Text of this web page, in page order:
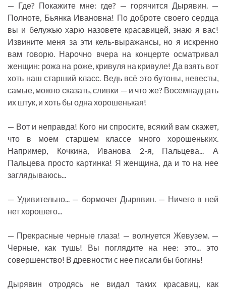
— Где? Покажите мне: где? — горячится Дырявин. —
Полноте, Бьянка Ивановна! По доброте своего сердца
вы и белужью харю назовете красавицей, знаю я вас!
Извините меня за эти кель-выражансы, но я искренно
вам говорю. Нарочно вчера на концерте осматривал
женщин: рожа на роже, кривуля на кривуле! Да взять вот
хоть наш старший класс. Ведь всё это бутоны, невесты,
самые, можно сказать, сливки — и что же? Восемнадцать
их штук, и хоть бы одна хорошенькая!
— Вот и неправда! Кого ни спросите, всякий вам скажет,
что в моем старшем классе много хорошеньких.
Например, Кочкина, Иванова 2-я, Пальцева... А
Пальцева просто картинка! Я женщина, да и то на нее
заглядываюсь...
— Удивительно... — бормочет Дырявин. — Ничего в ней
нет хорошего...
— Прекрасные черные глаза! — волнуется Жевузем. —
Черные, как тушь! Вы поглядите на нее: это... это
совершенство! В древности с нее писали бы богинь!
Дырявин отродясь не видал таких красавиц, как